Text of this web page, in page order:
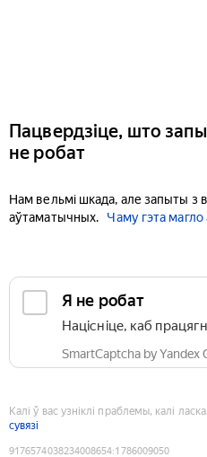
Пацвердзіце, што
не робат
Нам вельмі шкада, але запыты
аўтаматычных.
Чаму гэта
Я не робат
Націсніце, каб
SmartCaptcha by Yandex
Калі ў вас узніклі праблемы, калі
сувязі
9176574038234008654:1786009050